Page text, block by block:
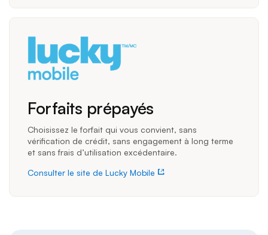
Forfaits prépayés
Choisissez le forfait qui vous convient, sans
vérification de crédit, sans engagement à long terme
et sans frais d’utilisation excédentaire.
Consulter le site de Lucky Mobile